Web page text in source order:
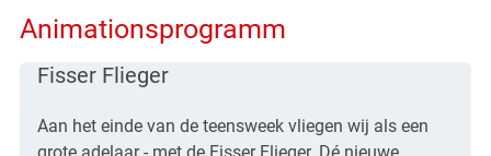
Animationsprogramm
Fisser Flieger
Aan het einde van de teensweek vliegen wij als een